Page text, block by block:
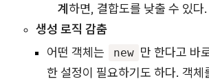
계하면, 결합도를 낮출 수 있다.
생성 로직 감춤
어떤 객체는
new 만 한다고 바
한 설정이 필요하기도 하다. 객체